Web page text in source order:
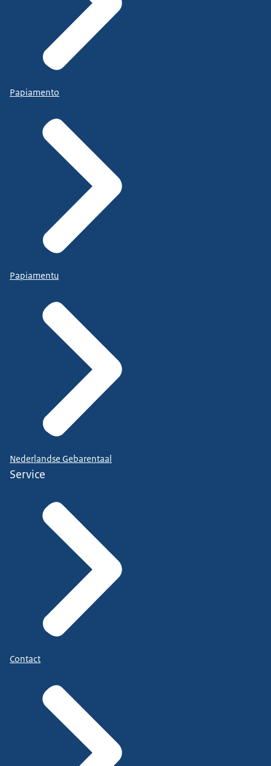
Papiamento
Papiamentu
Nederlandse Gebarentaal
Service
Contact